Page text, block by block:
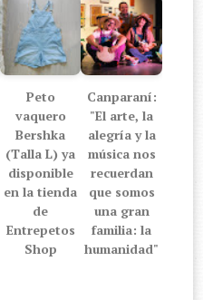
Peto
vaquero
Bershka
(Talla L) ya
disponible
en la tienda
de
Entrepetos
Shop
Canparaní:
"El arte, la
alegría y la
música nos
recuerdan
que somos
una gran
familia: la
humanidad"